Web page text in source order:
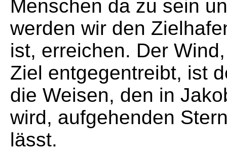
Menschen da zu sein
werden wir den
ist, erreichen. Der
Ziel entgegentreibt, ist
die Weisen, den in
wird, aufgehenden
lässt.